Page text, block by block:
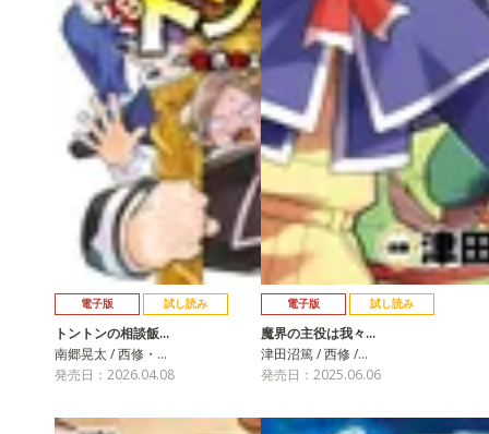
電子版 試し読み
トントンの相談飯…
南郷晃太 / 西修・…
発売日：2026.04.08
電子版 試し読み
魔界の主役は我々…
津田沼篤 / 西修 /…
発売日：2025.06.06